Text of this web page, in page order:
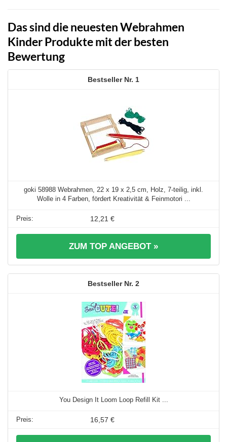
Das sind die neuesten Webrahmen
Kinder Produkte mit der besten
Bewertung
1
goki 58988 Webrahmen, 22 x 19 x 2,5 cm, Holz, 7-teilig, inkl.
Wolle in 4 Farben, fördert Kreativität & Feinmotori ...
12,21 €
ZUM TOP ANGEBOT »
2
You Design It Loom Loop Refill Kit ...
16,57 €